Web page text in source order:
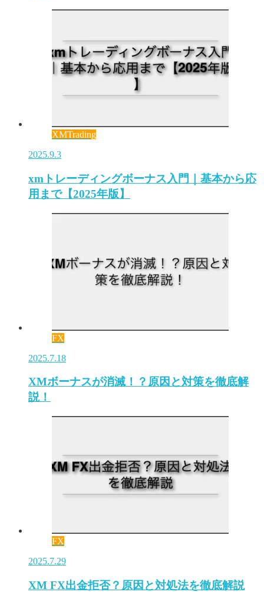
XMTrading
2025.9.3
xmトレーディングボーナス入門｜基本から応
用まで【2025年版】
FX
2025.7.18
XMボーナスが消滅！？原因と対策を徹底解
説！
FX
2025.7.29
XM FX出金拒否？原因と対処法を徹底解説